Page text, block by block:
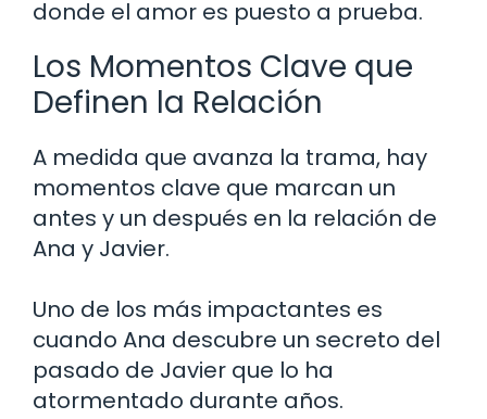
donde el amor es puesto a prueba.
Los Momentos Clave que
Definen la Relación
A medida que avanza la trama, hay
momentos clave que marcan un
antes y un después en la relación de
Ana y Javier.
Uno de los más impactantes es
cuando Ana descubre un secreto del
pasado de Javier que lo ha
atormentado durante años.